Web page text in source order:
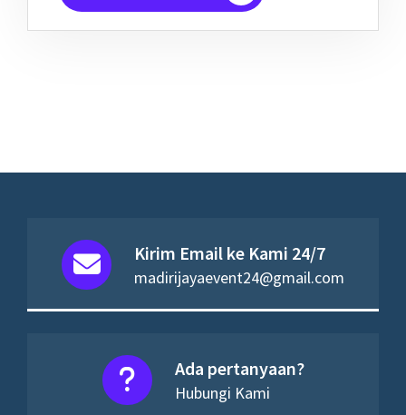
Kirim Email ke Kami 24/7
madirijayaevent24@gmail.com
Ada pertanyaan?
Hubungi Kami